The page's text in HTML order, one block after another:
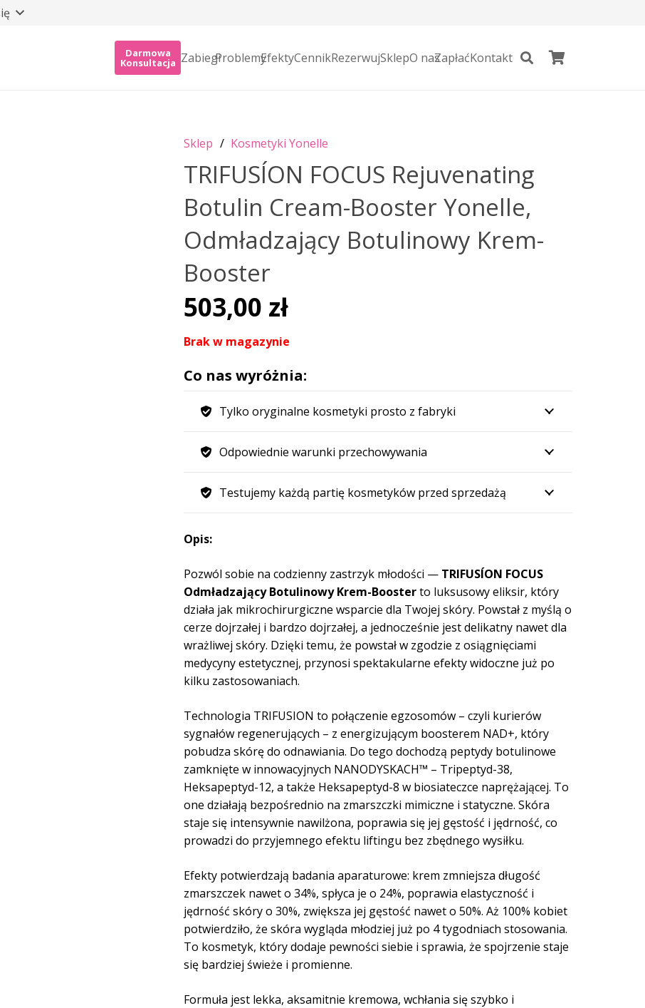
Darmowa
Konsultacja ZabiegiProblemyEfektyCennikRezerwujSklepO nasZapłaćKontakt
Sklep / Kosmetyki Yonelle
TRIFUSÍON FOCUS Rejuvenating
Botulin Cream-Booster Yonelle,
Odmładzający Botulinowy Krem-
Booster
503,00 zł
Brak w magazynie
Co nas wyróżnia:
Tylko oryginalne kosmetyki prosto z fabryki
Odpowiednie warunki przechowywania
Testujemy każdą partię kosmetyków przed sprzedażą
Opis:
Pozwól sobie na codzienny zastrzyk młodości — TRIFUSÍON FOCUS
Odmładzający Botulinowy Krem-Boosterto luksusowy eliksir, który
działa jak mikrochirurgiczne wsparcie dla Twojej skóry. Powstał z myślą o
cerze dojrzałej i bardzo dojrzałej, a jednocześnie jest delikatny nawet dla
wrażliwej skóry. Dzięki temu, że powstał w zgodzie z osiągnięciami
medycyny estetycznej, przynosi spektakularne efekty widoczne już po
kilku zastosowaniach.
Technologia TRIFUSION to połączenie egzosomów – czyli kurierów
sygnałów regenerujących – z energizującym boosterem NAD+, który
pobudza skórę do odnawiania. Do tego dochodzą peptydy botulinowe
zamknięte w innowacyjnych NANODYSKACH™ – Tripeptyd-38,
Heksapeptyd-12, a także Heksapeptyd-8 w biosiateczce naprężającej. To
one działają bezpośrednio na zmarszczki mimiczne i statyczne. Skóra
staje się intensywnie nawilżona, poprawia się jej gęstość i jędrność, co
prowadzi do przyjemnego efektu liftingu bez zbędnego wysiłku.
Efekty potwierdzają badania aparaturowe: krem zmniejsza długość
zmarszczek nawet o 34%, spłyca je o 24%, poprawia elastyczność i
jędrność skóry o 30%, zwiększa jej gęstość nawet o 50%. Aż 100% kobiet
potwierdziło, że skóra wygląda młodziej już po 4 tygodniach stosowania.
To kosmetyk, który dodaje pewności siebie i sprawia, że spojrzenie staje
się bardziej świeże i promienne.
Formuła jest lekka, aksamitnie kremowa, wchłania się szybko i